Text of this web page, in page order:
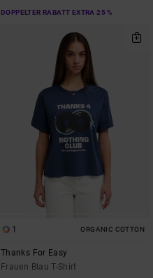
DOPPELTER RABATT EXTRA 25 %
1 ORGANIC COTTON
Thanks For Easy
Frauen Blau T-Shirt